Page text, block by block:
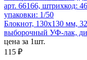
арт. 66166, штрихкод:
упаковки: 1/50
Блокнот, 130х130 мм,
выборочный УФ-лак,
цена за 1шт.
115 ₽